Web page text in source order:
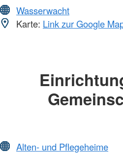
Wasserwacht
Karte: Link zur Google
Alten- und Pflegeheime